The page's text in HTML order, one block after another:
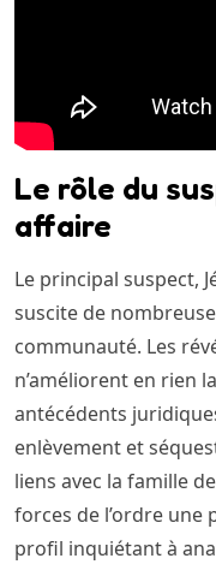
Le rôle du
affaire
Le principal suspect,
suscite de
communauté. Les
n’améliorent en rien
antécédents
enlèvement et
liens avec la famille
forces de l’ordre une
profil inquiétant à